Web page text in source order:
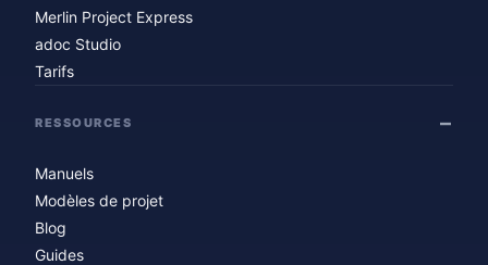
Merlin Project Express
adoc Studio
Tarifs
RESSOURCES
Manuels
Modèles de projet
Blog
Guides